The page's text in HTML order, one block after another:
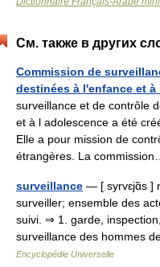
См. также в других
Commission de
destinées à l'enfance et
surveillance et de contrôle
et à l adolescence a été
Elle a pour mission de
étrangères. La
surveillance — [ syrvɛjɑ̃s ]
surveiller; ensemble des
suivi. ⇒ 1. garde,
surveillance des hommes
Encyclopédie Universelle